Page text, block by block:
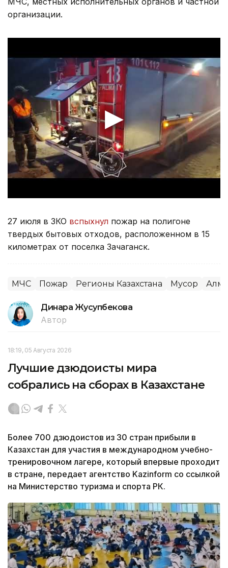
организации.
27 июля в ЗКО вспыхнул пожар на полигоне
твердых бытовых отходов, расположенном в 15
километрах от поселка Зачаганск.
МЧС Пожар Регионы Казахстана Мусор
Динара Жусупбекова
Автор
18:19, 05 Августа 2026
Лучшие дзюдоисты мира
собрались на сборах в Казахстане
Более 700 дзюдоистов из 30 стран прибыли в
Казахстан для участия в международном учебно-
тренировочном лагере, который впервые проходит
в стране, передает агентство Kazinform со ссылкой
на Министерство туризма и спорта РК.